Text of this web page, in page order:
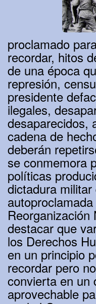
proclamado
recordar, hitos
de una época
represión,
presidente
ilegales,
desaparecidos,
cadena de
deberán
se conmemora
políticas
dictadura
destacar que
los Derechos
en un principio
recordar pero
convierta en un
aprovechable